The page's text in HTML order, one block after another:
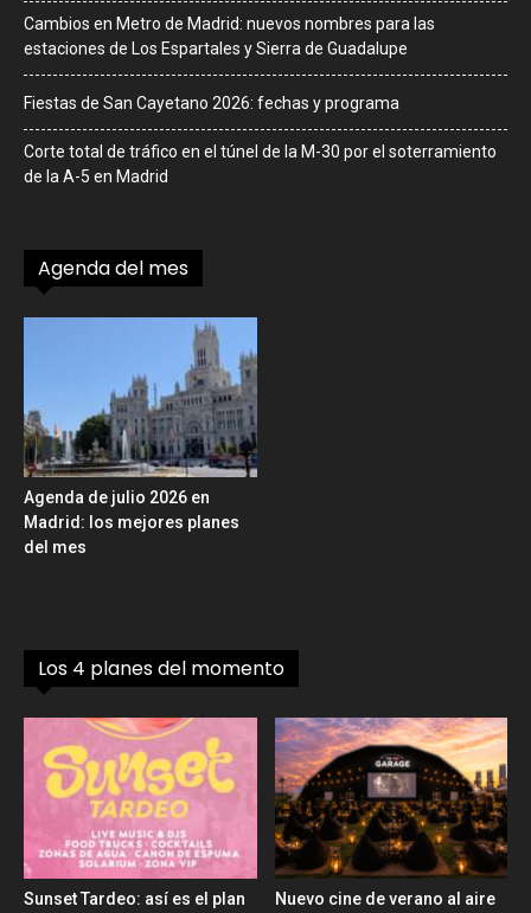
Cambios en Metro de Madrid: nuevos nombres para las
estaciones de Los Espartales y Sierra de Guadalupe
Fiestas de San Cayetano 2026: fechas y programa
Corte total de tráfico en el túnel de la M-30 por el soterramiento
de la A-5 en Madrid
Agenda del mes
Agenda de julio 2026 en
Madrid: los mejores planes
del mes
Los 4 planes del momento
Sunset Tardeo: así es el plan Nuevo cine de verano al aire